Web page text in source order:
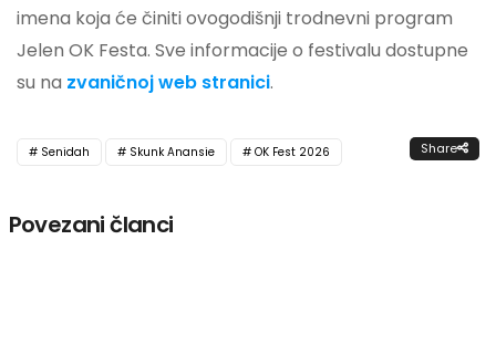
imena koja će činiti ovogodišnji trodnevni program
Jelen OK Festa. Sve informacije o festivalu dostupne
su na zvaničnoj web stranici.
Senidah Skunk Anansie OK Fest 2026 Share
Povezani članci